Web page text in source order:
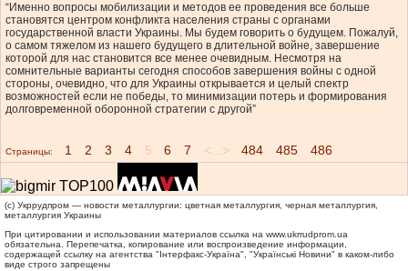
“Именно вопросы мобилизации и методов ее проведения все больше
становятся центром конфликта населения страны с органами
государственной власти Украины. Мы будем говорить о будущем. Пожалуй,
о самом тяжелом из нашего будущего в длительной войне, завершение
которой для нас становится все менее очевидным. Несмотря на
сомнительные варианты сегодня способов завершения войны с одной
стороны, очевидно, что для Украины открывается и целый спектр
возможностей если не победы, то минимизации потерь и формирования
долговременной оборонной стратегии с другой”
Страницы: 1 2 3 4 5 6 7 <...> 484 485 486
(c) Укррудпром — новости металлургии: цветная металлургия, черная металлургия,
металлургия Украины
При цитировании и использовании материалов ссылка на www.ukrrudprom.ua
обязательна. Перепечатка, копирование или воспроизведение информации,
содержащей ссылку на агентства "Iнтерфакс-Україна", "Українськi Новини" в каком-либо
виде строго запрещены